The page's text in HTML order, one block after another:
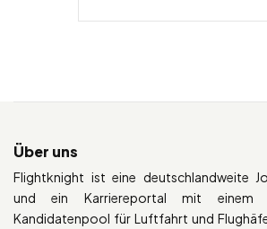
Über uns
Flightknight ist eine deutschlandweite
und ein Karriereportal mit einem
Kandidatenpool für Luftfahrt und